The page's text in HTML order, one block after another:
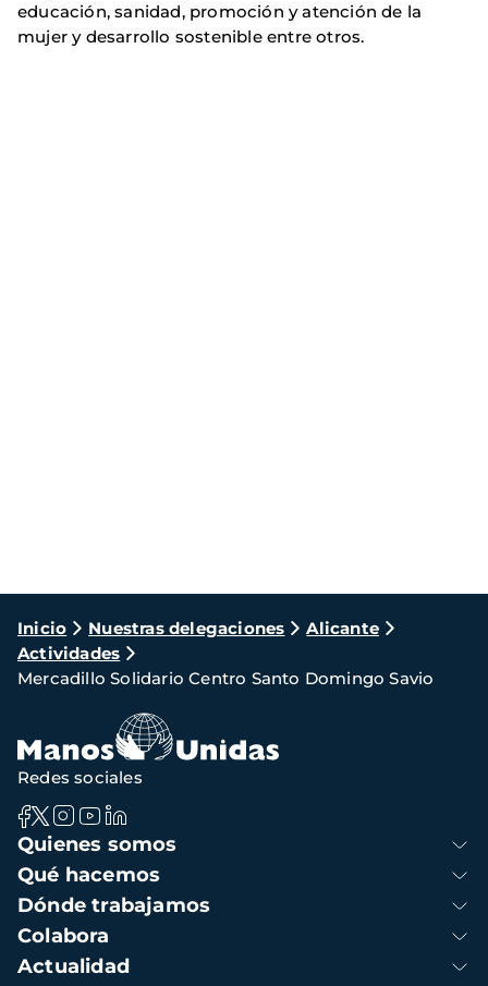
educación, sanidad, promoción y atención de la
mujer y desarrollo sostenible entre otros.
Ruta
de
navegación
Inicio Nuestras delegaciones
Alicante
Actividades
Mercadillo Solidario Centro Santo Domingo Savio
Navegación
principal
Quienes somos
Qué hacemos
Dónde trabajamos
Colabora
Actualidad
Redes sociales